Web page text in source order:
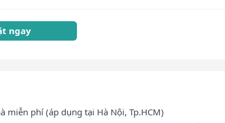
ngay
miễn phí (áp dụng tại Hà Nội, Tp.HCM)